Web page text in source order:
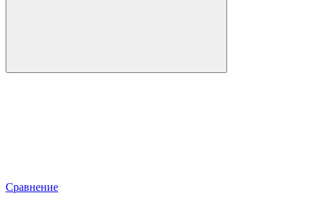
Сравнение